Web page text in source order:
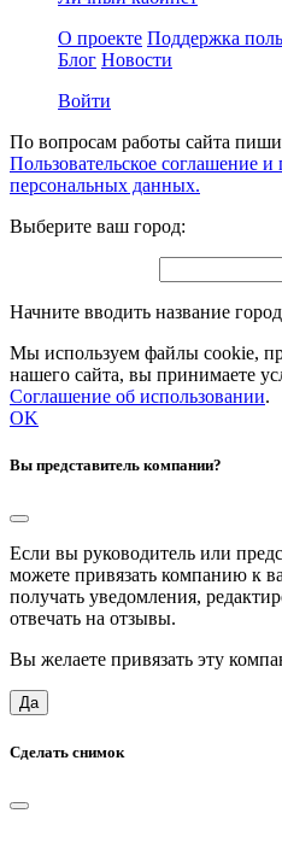
О проекте Поддержка
Блог Новости
Войти
По вопросам работы сайта
Пользовательское соглашение
персональных данных.
Выберите ваш город:
Начните вводить название
Мы используем файлы cookie,
нашего сайта, вы принимаете
Соглашение об использовании.
OK
Вы представитель компании?
Если вы руководитель или
можете привязать компанию к
получать уведомления,
отвечать на отзывы.
Вы желаете привязать эту
Да
Сделать снимок